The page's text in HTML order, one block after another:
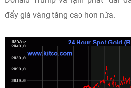
đẩy giá vàng tăng cao hơn nữa.